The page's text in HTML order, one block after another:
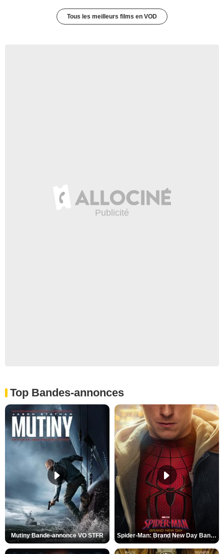
Tous les meilleurs films en VOD
Top Bandes-annonces
Mutiny Bande-annonce VO STFR Spider-Man: Brand New Day Bande-annonce VO STFR